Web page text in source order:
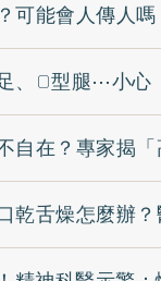
可能會人傳人
、O型腿⋯小心
自在？專家揭
乾舌燥怎麼辦